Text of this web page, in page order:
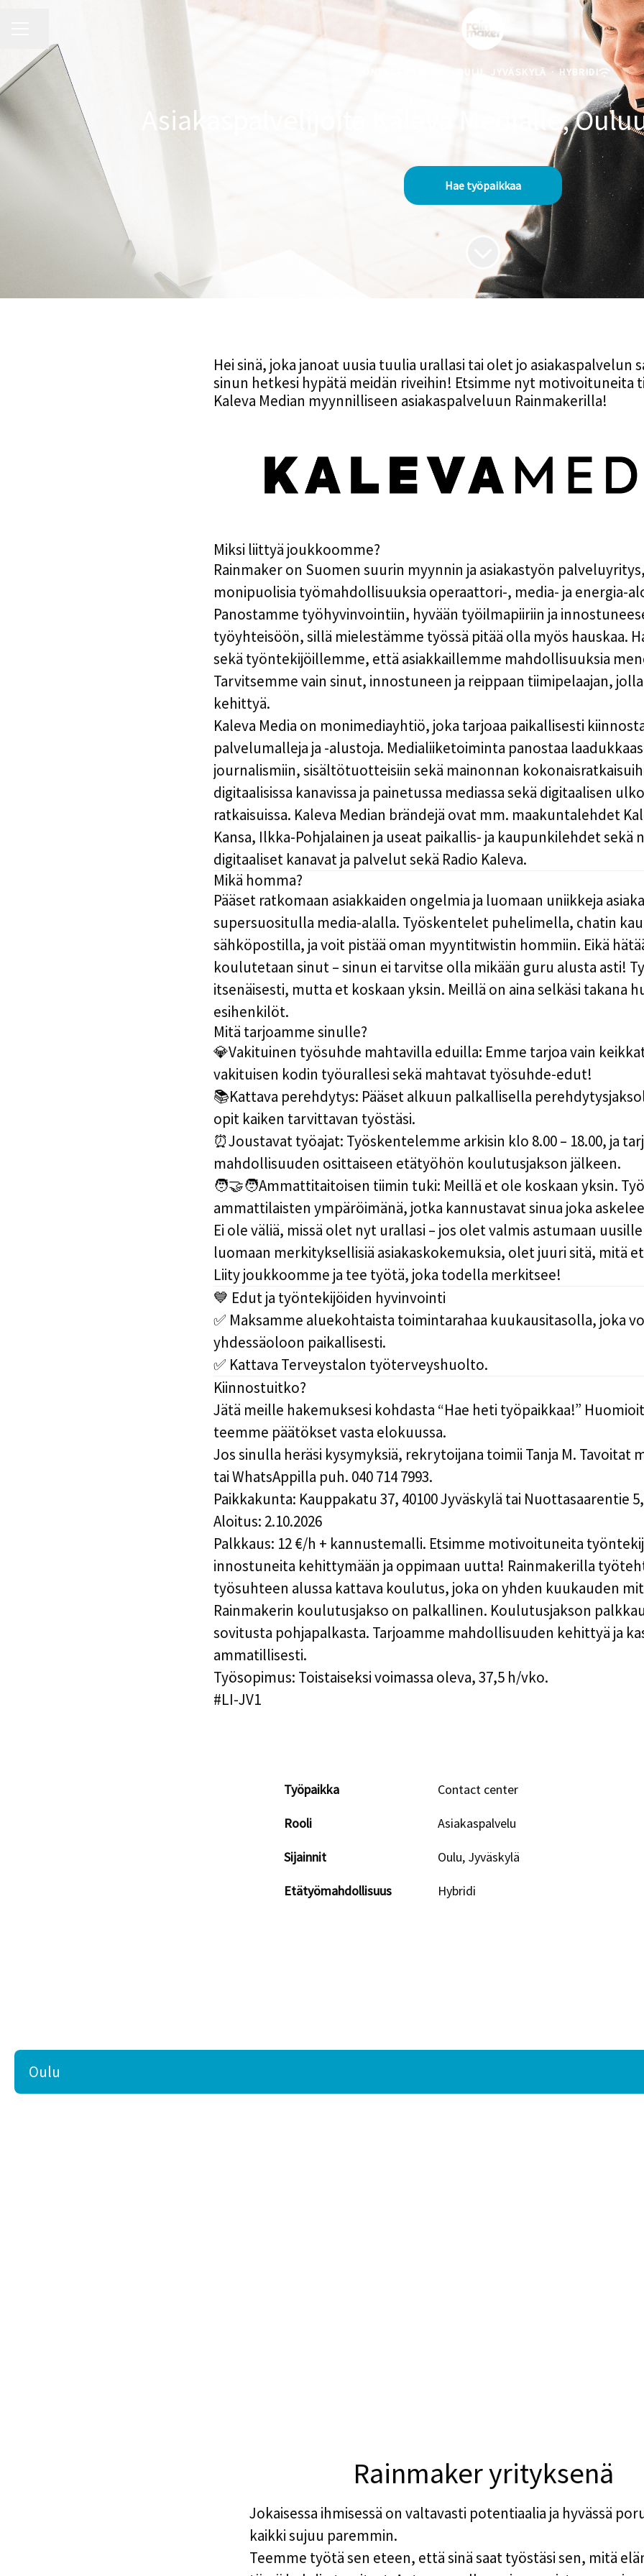
OULU, JYVÄSKYLÄ · HYBRIDI
Asiakaspalvelijoita Kaleva Medialle,
Hae työpaikkaa
Hei sinä, joka janoat uusia tuulia urallasi tai olet jo asiakaspalvelun
sinun hetkesi hypätä meidän riveihin! Etsimme nyt motivoituneita
Kaleva Median myynnilliseen asiakaspalveluun Rainmakerilla!
Miksi liittyä joukkoomme?
Rainmakeron Suomen suurin myynnin ja asiakastyön
monipuolisia työmahdollisuuksia operaattori-, media- ja energia-
Panostamme työhyvinvointiin, hyvään työilmapiiriin ja
työyhteisöön, sillä mielestämme työssä pitää olla myös hauskaa.
sekä työntekijöillemme, että asiakkaillemme mahdollisuuksia
Tarvitsemme vain sinut, innostuneen ja reippaan tiimipelaajan,
kehittyä.
Kaleva Media on monimediayhtiö, joka tarjoaa paikallisesti
palvelumalleja ja -alustoja. Medialiiketoiminta panostaa
journalismiin, sisältötuotteisiin sekä mainonnan
digitaalisissa kanavissa ja painetussa mediassa sekä digitaalisen
ratkaisuissa. Kaleva Median brändejä ovat mm. maakuntalehdet
Kansa, Ilkka-Pohjalainen ja useat paikallis- ja kaupunkilehdet sekä
digitaaliset kanavat ja palvelut sekä Radio Kaleva.
Mikä homma?
Pääset ratkomaan asiakkaiden ongelmia ja luomaan uniikkeja
supersuositulla media-alalla. Työskentelet puhelimella, chatin
sähköpostilla, ja voit pistää oman myyntitwistin hommiin. Eikä
koulutetaan sinut – sinun ei tarvitse olla mikään guru alusta asti!
itsenäisesti, mutta et koskaan yksin. Meillä on aina selkäsi takana
esihenkilöt.
Mitä tarjoamme sinulle?
💎Vakituinen työsuhde mahtavilla eduilla: Emme tarjoa vain
vakituisen kodin työurallesi sekä mahtavat työsuhde-edut!
📚Kattava perehdytys: Pääset alkuun palkallisella
opit kaiken tarvittavan työstäsi.
⏰Joustavat työajat: Työskentelemme arkisin klo 8.00 – 18.00, ja
mahdollisuuden osittaiseen etätyöhön koulutusjakson jälkeen.
🧑‍🤝‍🧑Ammattitaitoisen tiimin tuki: Meillä et ole koskaan yksin.
ammattilaisten ympäröimänä, jotka kannustavat sinua joka
Ei ole väliä, missä olet nyt urallasi – jos olet valmis astumaan
luomaan merkityksellisiä asiakaskokemuksia, olet juuri sitä, mitä
Liity joukkoomme ja tee työtä, joka todella merkitsee!
💙 Edut ja työntekijöiden hyvinvointi
✅ Maksamme aluekohtaista toimintarahaa kuukausitasolla, joka
yhdessäoloon paikallisesti.
✅ Kattava Terveystalon työterveyshuolto.
Kiinnostuitko?
Jätä meille hakemuksesi kohdasta “Hae heti työpaikkaa!”
teemme päätökset vasta elokuussa.
Jos sinulla heräsi kysymyksiä, rekrytoijana toimii Tanja M. Tavoitat
tai WhatsAppilla puh. 040 714 7993.
Paikkakunta: Kauppakatu 37, 40100 Jyväskylä tai Nuottasaarentie
Aloitus: 2.10.2026
Palkkaus: 12 €/h + kannustemalli. Etsimme motivoituneita
innostuneita kehittymään ja oppimaan uutta! Rainmakerilla
työsuhteen alussa kattava koulutus, joka on yhden kuukauden
Rainmakerin koulutusjakso on palkallinen. Koulutusjakson
sovitusta pohjapalkasta. Tarjoamme mahdollisuuden kehittyä ja
ammatillisesti.
Työsopimus: Toistaiseksi voimassa oleva, 37,5 h/vko.
#LI-JV1
Työpaikka Contact center
Rooli Asiakaspalvelu
Sijainnit Oulu, Jyväskylä
Etätyömahdollisuus Hybridi
Rainmaker yrityksenä
Jokaisessa ihmisessä on valtavasti potentiaalia ja hyvässä
kaikki sujuu paremmin.
Teemme työtä sen eteen, että sinä saat työstäsi sen, mitä